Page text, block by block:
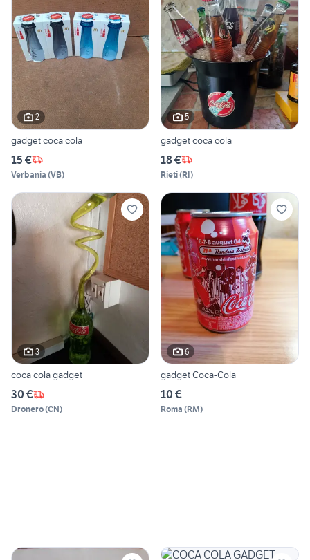
2
gadget coca cola
15 €
Verbania (VB)
5
gadget coca cola
18 €
Rieti(RI)
3
coca cola gadget
30 €
Dronero(CN)
6
gadget Coca-Cola
10 €
Roma (RM)